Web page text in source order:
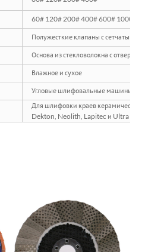
60# 120# 200# 400# 600# 1000#
Полужесткие клапаны с сетчатым
Основа из стекловолокна с
Влажное и сухое
Угловые шлифовальные машины
Для шлифовки краев керамической
Dekton, Neolith, Lapitec и Ultra